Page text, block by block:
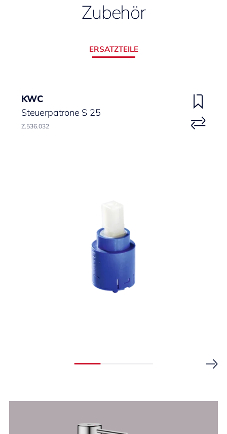
Zubehör
ERSATZTEILE
KWC
Steuerpatrone S 25
Z.536.032